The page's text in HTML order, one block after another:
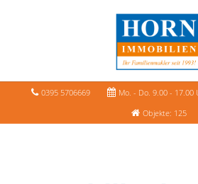
0395 5706669
Mo. - Do. 9.00 - 17.00
Objekte: 125